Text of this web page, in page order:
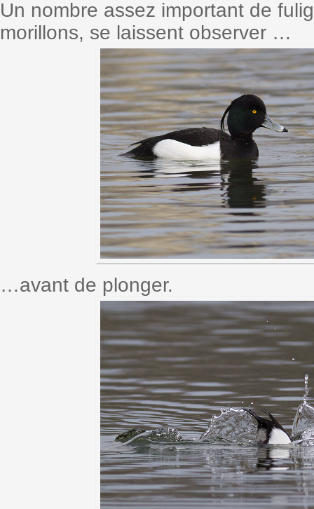
Un nombre assez important de
morillons, se laissent observer …
…avant de plonger.